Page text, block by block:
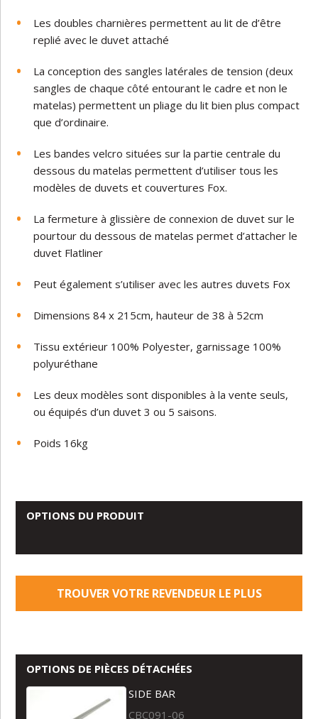
Les doubles charnières permettent au lit de d’être
replié avec le duvet attaché
La conception des sangles latérales de tension (deux
sangles de chaque côté entourant le cadre et non le
matelas) permettent un pliage du lit bien plus compact
que d’ordinaire.
Les bandes velcro situées sur la partie centrale du
dessous du matelas permettent d’utiliser tous les
modèles de duvets et couvertures Fox.
La fermeture à glissière de connexion de duvet sur le
pourtour du dessous de matelas permet d’attacher le
duvet Flatliner
Peut également s’utiliser avec les autres duvets Fox
Dimensions 84 x 215cm, hauteur de 38 à 52cm
Tissu extérieur 100% Polyester, garnissage 100%
polyuréthane
Les deux modèles sont disponibles à la vente seuls,
ou équipés d’un duvet 3 ou 5 saisons.
Poids 16kg
OPTIONS DU PRODUIT
TROUVER VOTRE REVENDEUR LE PLUS
OPTIONS DE PIÈCES DÉTACHÉES
SIDE BAR
CBC091-06